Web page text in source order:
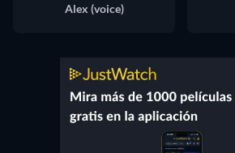
Alex (voice)